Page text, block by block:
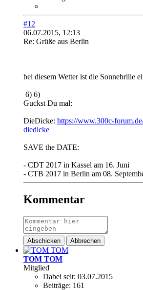
#12
06.07.2015, 12:13
Re: Grüße aus Berlin
bei diesem Wetter ist die Sonnebrille
6) 6)
Guckst Du mal:
DieDicke: https://www.300c-
diedicke
SAVE the DATE:
- CDT 2017 in Kassel am 16. Juni
- CTB 2017 in Berlin am 08.
Kommentar
Abschicken Abbrechen
TOM TOM
Mitglied
Dabei seit: 03.07.2015
Beiträge: 161